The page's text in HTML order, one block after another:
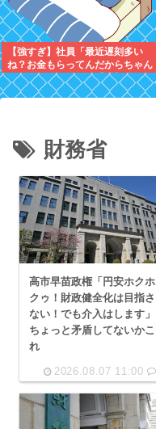
【強すぎ】社員「最近遅刻多い
ね？お金もらってんだからちゃん
として」バイトワイ「遅刻分はも
らってないです」
財務省
高市早苗政権「円安ホクホ
クゥ！財政健全化は目指さ
ない！でも介入はします」
ちょっと矛盾してないかこ
れ
2026.08.07 11:00